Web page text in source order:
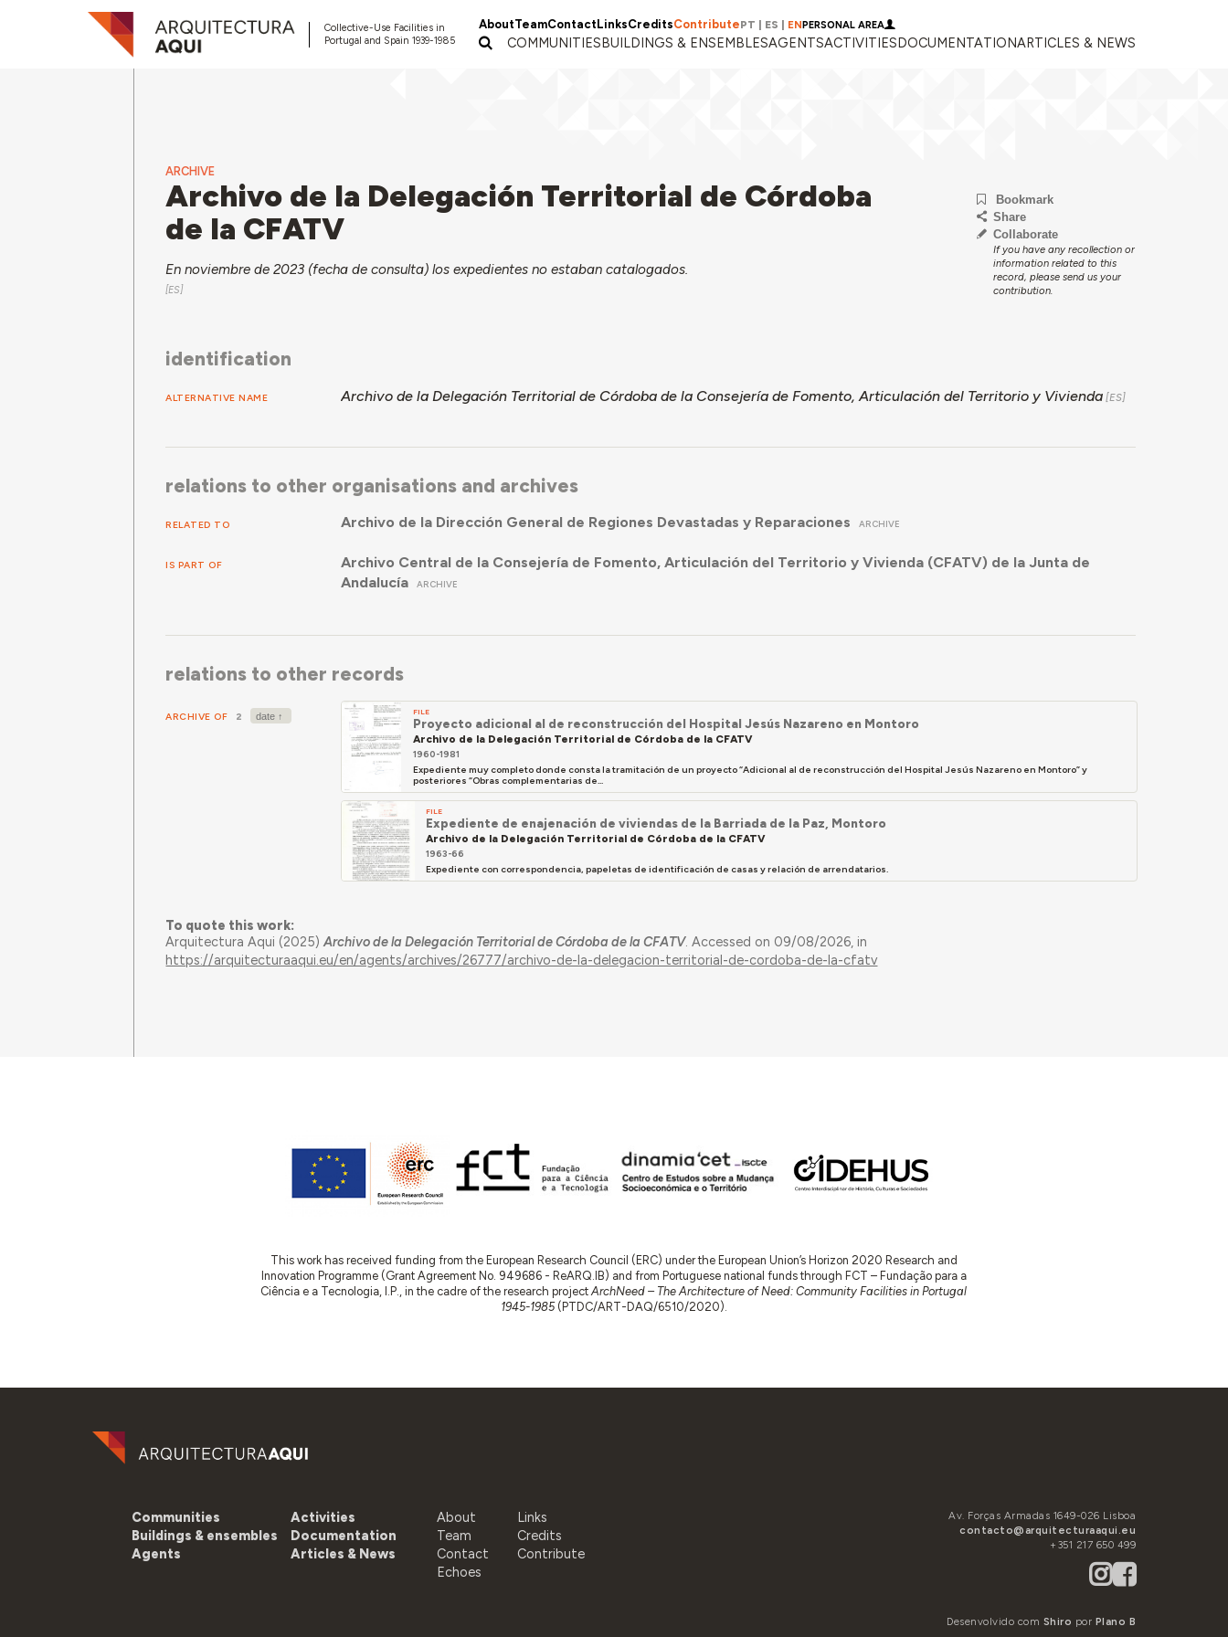
Collective-Use Facilities in
Portugal and Spain 1939-1985
AboutTeamContactLinksCreditsContributePT ES ENPERSONAL AREA
COMMUNITIESBUILDINGS & ENSEMBLESAGENTSACTIVITIESDOCUMENTATIONARTICLES & NEWS
ARCHIVE
Archivo de la Delegación Territorial de Córdoba
de la CFATV
En noviembre de 2023 (fecha de consulta) los expedientes no estaban catalogados.
Bookmark
Share
Collaborate
If you have any recollection or
information related to this
record, please send us your
contribution.
identification
ALTERNATIVE NAME Archivo de la Delegación Territorial de Córdoba de la Consejería de Fomento, Articulación del Territorio y Vivienda
relations to other organisations and archives
RELATED TO Archivo de la Dirección General de Regiones Devastadas y Reparaciones ARCHIVE
IS PART OF
Archivo Central de la Consejería de Fomento, Articulación del Territorio y Vivienda (CFATV) de la Junta de
Andalucía
ARCHIVE
relations to other records
ARCHIVE OF 2 FILE
Proyecto adicional al de reconstrucción del Hospital Jesús Nazareno en Montoro
Archivo de la Delegación Territorial de Córdoba de la CFATV
1960-1981
Expediente muy completo donde consta la tramitación de un proyecto “Adicional al de reconstrucción del Hospital Jesús Nazareno en Montoro” y
posteriores “Obras complementarias de...
FILE
Expediente de enajenación de viviendas de la Barriada de la Paz, Montoro
Archivo de la Delegación Territorial de Córdoba de la CFATV
1963-66
Expediente con correspondencia, papeletas de identificación de casas y relación de arrendatarios.
To quote this work:
Arquitectura Aqui (2025)Archivo de la Delegación Territorial de Córdoba de la CFATV. Accessed on 09/08/2026, in
https://arquitecturaaqui.eu/en/agents/archives/26777/archivo-de-la-delegacion-territorial-de-cordoba-de-la-cfatv
This work has received funding from the European Research Council (ERC) under the European Union’s Horizon 2020 Research and
Innovation Programme (Grant Agreement No. 949686 - ReARQ.IB) and from Portuguese national funds through FCT – Fundação para a
Ciência e a Tecnologia, I.P., in the cadre of the research projectArchNeed – The Architecture of Need: Community Facilities in Portugal
1945-1985(PTDC/ART-DAQ/6510/2020).
Communities
Buildings & ensembles
Agents
Activities
Documentation
Articles & News
About
Team
Contact
Echoes
Links
Credits
Contribute
Av. Forças Armadas 1649-026 Lisboa
contacto@arquitecturaaqui.eu
+351 217 650 499
Desenvolvido com Shiro por Plano B